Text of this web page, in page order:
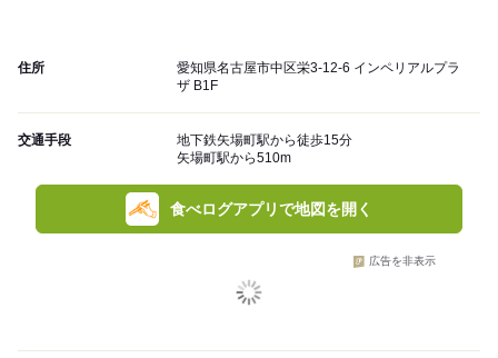
住所
愛知県名古屋市中区栄3-12-6 インペリアルプラ
ザ B1F
交通手段
地下鉄矢場町駅から徒歩15分
矢場町駅から510m
食べログアプリで地図を開く
広告を非表示